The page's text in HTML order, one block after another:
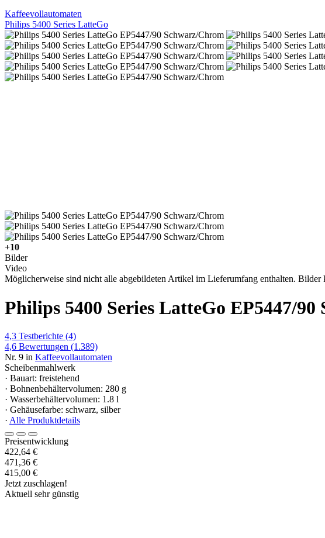
Kaffeevollautomaten
Philips 5400 Series LatteGo
+10
Bilder
Video
Möglicherweise sind nicht alle abgebildeten Artikel im Lieferumfang enthalten.
Philips 5400 Series LatteGo EP5447/
4,3 Testberichte (4)
4,6 Bewertungen (1.389)
Nr. 9 in Kaffeevollautomaten
Scheibenmahlwerk
· Bauart: freistehend
· Bohnenbehältervolumen: 280 g
· Wasserbehältervolumen: 1.8 l
· Gehäusefarbe: schwarz, silber
· Alle Produktdetails
Preisentwicklung
422,64 €
471,36 €
415,00 €
Jetzt zuschlagen!
Aktuell sehr günstig